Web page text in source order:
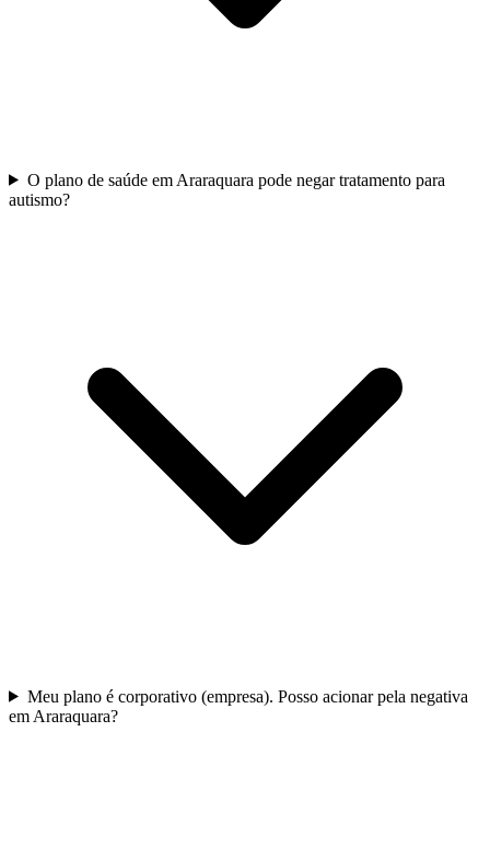
O plano de saúde em Araraquara pode negar tratamento para
autismo?
Meu plano é corporativo (empresa). Posso acionar pela negativa
em Araraquara?